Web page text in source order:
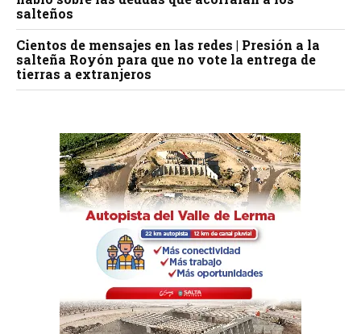
salteños
Cientos de mensajes en las redes | Presión a la
salteña Royón para que no vote la entrega de
tierras a extranjeros